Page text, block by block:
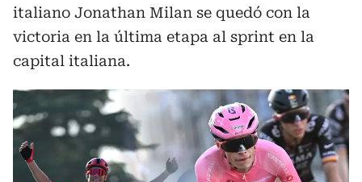
italiano Jonathan Milan se quedó con la
victoria en la última etapa al sprint en la
capital italiana.